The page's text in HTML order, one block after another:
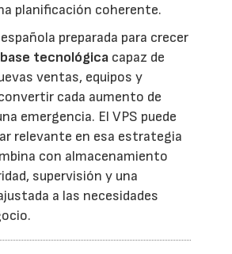
planificación coherente.
preparada para crecer
tecnológica capaz de
ventas, equipos y
cada aumento de
emergencia. El VPS puede
relevante en esa estrategia
con almacenamiento
supervisión y una
a las necesidades